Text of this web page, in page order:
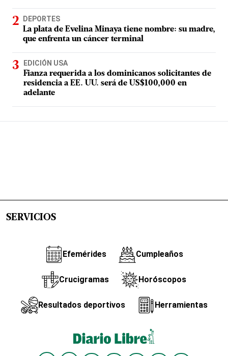
DEPORTES
La plata de Evelina Minaya tiene nombre: su madre,
que enfrenta un cáncer terminal
EDICIÓN USA
Fianza requerida a los dominicanos solicitantes de
residencia a EE. UU. será de US$100,000 en
adelante
SERVICIOS
Efemérides Cumpleaños
Crucigramas Horóscopos
Resultados deportivos Herramientas